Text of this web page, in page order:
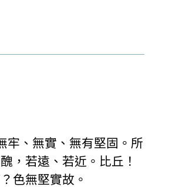
牢、無實、無有堅固。所
，若遠、若近。比丘！
色無堅實故。